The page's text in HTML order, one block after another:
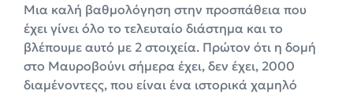
Μια καλή βαθμολόγηση στην προσπάθεια που
έχει γίνει όλο το τελευταίο διάστημα και το
βλέπουμε αυτό με 2 στοιχεία. Πρώτον ότι η δομή
στο Μαυροβούνι σήμερα έχει, δεν έχει, 2000
διαμένοντεςς, που είναι ένα ιστορικά χαμηλό